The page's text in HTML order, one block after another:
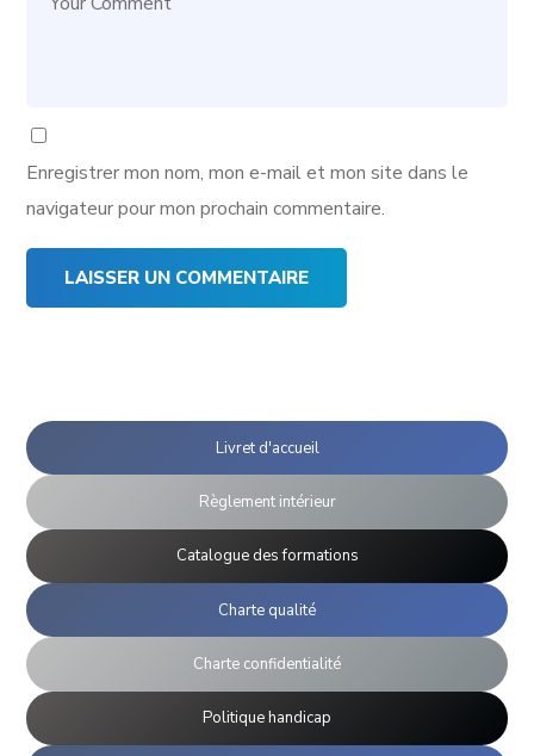
Enregistrer mon nom, mon e-mail et mon site dans le
navigateur pour mon prochain commentaire.
Livret d'accueil
Règlement intérieur
Catalogue des formations
Charte qualité
Charte confidentialité
Politique handicap